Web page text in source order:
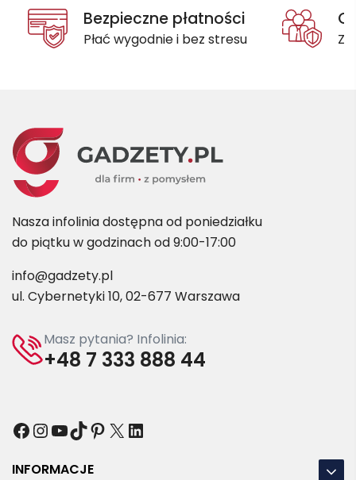
Bezpieczne płatności
Płać wygodnie i bez stresu
Nasza infolinia dostępna od poniedziałku
do piątku w godzinach od 9:00-17:00
info@gadzety.pl
ul. Cybernetyki 10, 02-677 Warszawa
Masz pytania? Infolinia:
+48 7 333 888 44
Facebook
Instagram
YouTube
TikTok
Pinterest
X LinkedIn
INFORMACJE